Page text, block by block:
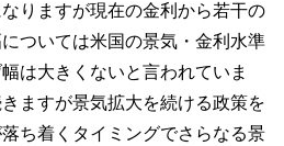
りますが現在の金利から若干の
ついては米国の景気・金利水準
は大きくないと言われていま
ますが景気拡大を続ける政策を
ち着くタイミングでさらなる景